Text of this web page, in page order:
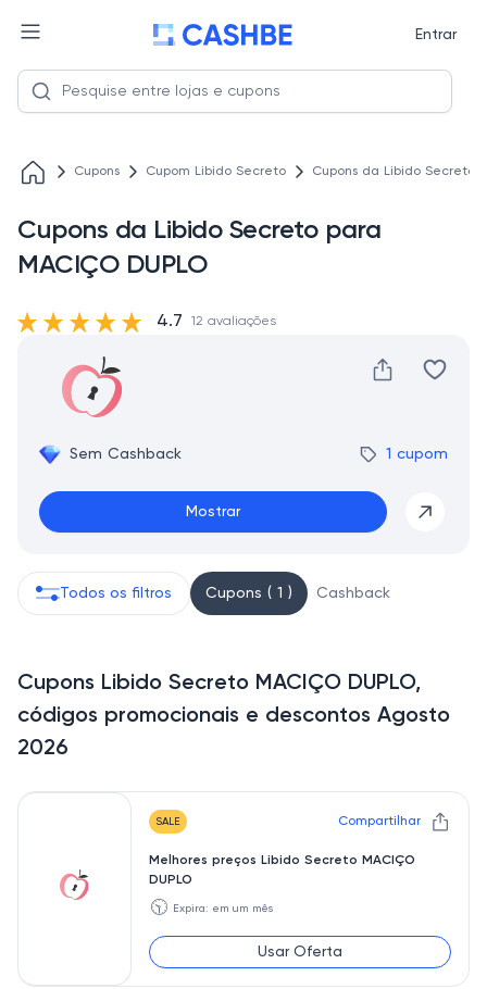
Entrar
Cupons Cupom Libido Secreto Cupons da Libido Secreto
Cupons da Libido Secreto para
MACIÇO DUPLO
Sem Cashback 1 cupom
Mostrar
4.7 12 avaliações
Todos os filtros Cupons ( 1 ) Cashback
Cupons Libido Secreto MACIÇO DUPLO,
códigos promocionais e descontos Agosto
2026
SALE Compartilhar
Melhores preços Libido Secreto MACIÇO
DUPLO
🕥 Expira: em um mês
Usar Oferta